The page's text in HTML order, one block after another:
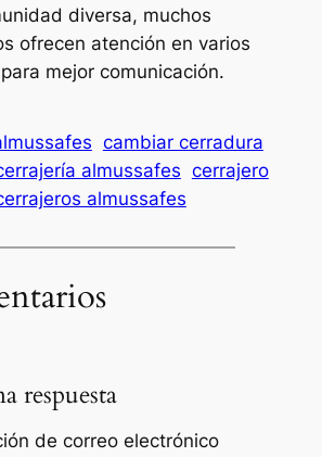
diversa, muchos
ofrecen atención en varios
mejor comunicación.
cambiar cerradura
almussafes cerrajero
almussafes
respuesta
de correo electrónico